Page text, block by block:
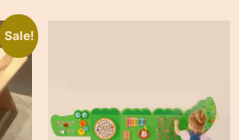
Sale!